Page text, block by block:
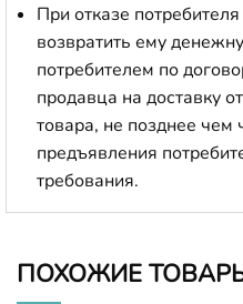
При отказе
возвратить ему
потребителем по
продавца на доставку
товара, не позднее чем
предъявления
требования.
ПОХОЖИЕ